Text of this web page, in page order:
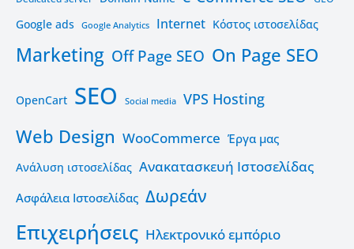
Google ads Google Analytics Internet Kόστος ιστοσελίδας
Marketing Off Page SEO On Page SEO
OpenCart SEO Social media VPS Hosting
Web Design WooCommerce Έργα μας
Ανάλυση ιστοσελίδας Ανακατασκευή Ιστοσελίδας
Ασφάλεια Ιστοσελίδας Δωρεάν
Επιχειρήσεις Ηλεκτρονικό εμπόριο